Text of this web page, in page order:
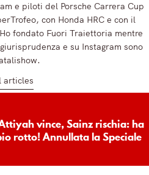
e piloti del Porsche Carrera Cup
con Honda HRC e con il
fondato Fuori Traiettoria mentre
e su Instagram sono
articles
vince, Sainz rischia: ha
rotto! Annullata la Speciale